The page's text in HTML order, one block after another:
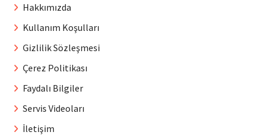
Hakkımızda
Kullanım Koşulları
Gizlilik Sözleşmesi
Çerez Politikası
Faydalı Bilgiler
Servis Videoları
İletişim